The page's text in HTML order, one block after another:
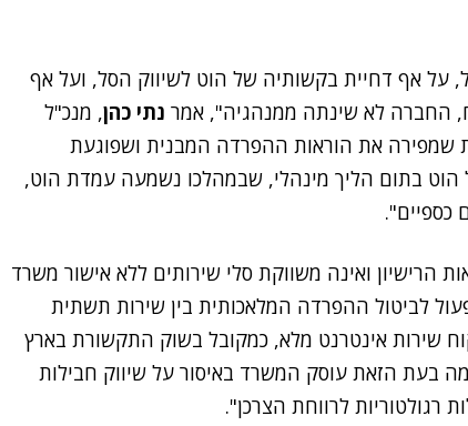
על אף דחיית בקשותיה של הוט לשיווק הסל, ועל אף
החברה לא שינתה ממנהגיה", אמר נתי כהן, מנכ"ל
שמפירה את הוראות ההפרדה המבנית ושפוגעת
הוט בתום הליך מינהלי, שבמהלכו נשמעה עמדת הוט,
כספיים".
ואינה משווקת סלי שירותים ללא אישור משרד
לביטול ההפרדה המלאכותית בין שירות תשתית
שירות אינטרנט מלא, כמקובל בשוק התקשורת בארץ
ועל אחת כמה וכמה בעת הזאת עוסק המשרד באיסור על שיווק חבילות
לרווחת הצרכן".